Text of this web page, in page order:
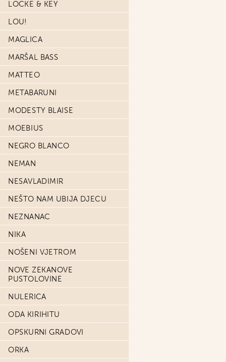
LOCKE & KEY
LOU!
MAGLICA
MARŠAL BASS
MATTEO
METABARUNI
MODESTY BLAISE
MOEBIUS
NEGRO BLANCO
NEMAN
NESAVLADIMIR
NEŠTO NAM UBIJA DJECU
NEZNANAC
NIKA
NOŠENI VJETROM
NOVE ZEKANOVE
PUSTOLOVINE
NULERICA
ODA KIRIHITU
OPSKURNI GRADOVI
ORKA